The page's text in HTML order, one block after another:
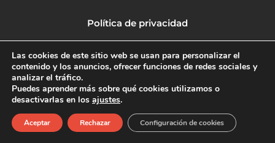
Política de privacidad
Política de protección de datos
F
a
c
X
-
L
i
n
I
n
s
Copyright © 2026 CulturalTV
Las cookies de este sitio web se usan para personalizar el
contenido y los anuncios, ofrecer funciones de redes sociales y
analizar el tráfico.
Puedes aprender más sobre qué cookies utilizamos o
desactivarlas en los ajustes.
Aceptar Rechazar Configuración de cookies